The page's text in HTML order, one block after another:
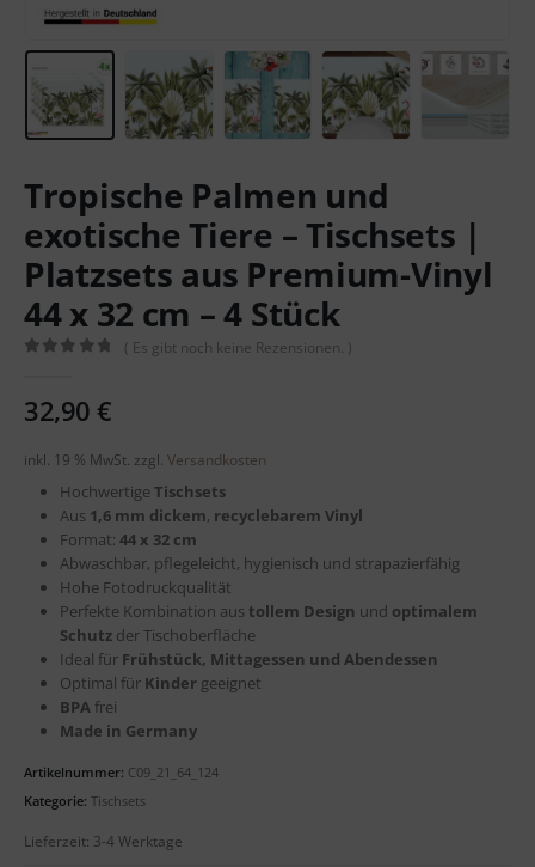
Tropische Palmen und
exotische Tiere – Tischsets |
Platzsets aus Premium-Vinyl
44 x 32 cm – 4 Stück
( Es gibt noch keine Rezensionen. )
32,90€
inkl. 19 % MwSt. zzgl. Versandkosten
HochwertigeTischsets
Aus 1,6 mm dickem, recyclebarem Vinyl
Format: 44 x 32 cm
Abwaschbar, pflegeleicht, hygienisch und strapazierfähig
Hohe Fotodruckqualität
Perfekte Kombination aus tollem Design und optimalem
Schutzder Tischoberfläche
Ideal für Frühstück, Mittagessen und Abendessen
Optimal für Kindergeeignet
BPAfrei
Made in Germany
Artikelnummer: C09_21_64_124
Kategorie: Tischsets
Lieferzeit: 3-4 Werktage